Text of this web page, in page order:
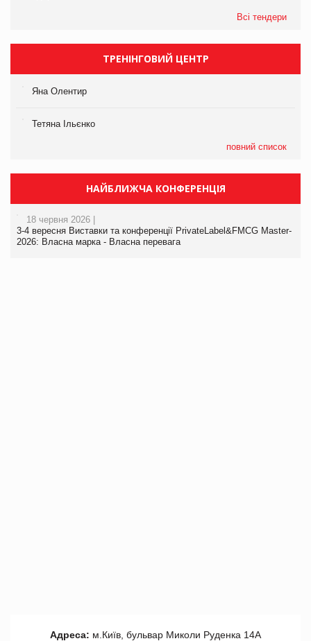
Всі тендери
ТРЕНІНГОВИЙ ЦЕНТР
Яна Олентир
Тетяна Ільєнко
повний список
НАЙБЛИЖЧА КОНФЕРЕНЦІЯ
18 червня 2026 |
3-4 вересня Виставки та конференції PrivateLabel&FMCG Master-
2026: Власна марка - Власна перевага
Адреса: м.Київ, бульвар Миколи Руденка 14А